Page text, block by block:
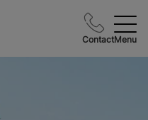
ContactMenu